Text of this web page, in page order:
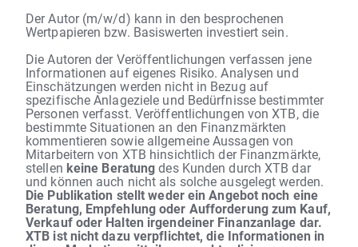
Der Autor (m/w/d) kann in den besprochenen
Wertpapieren bzw. Basiswerten investiert sein.
Die Autoren der Veröffentlichungen verfassen jene
Informationen auf eigenes Risiko. Analysen und
Einschätzungen werden nicht in Bezug auf
spezifische Anlageziele und Bedürfnisse bestimmter
Personen verfasst. Veröffentlichungen von XTB, die
bestimmte Situationen an den Finanzmärkten
kommentieren sowie allgemeine Aussagen von
Mitarbeitern von XTB hinsichtlich der Finanzmärkte,
stellen keine Beratungdes Kunden durch XTB dar
und können auch nicht als solche ausgelegt werden.
Die Publikation stellt weder ein Angebot noch eine
Beratung, Empfehlung oder Aufforderung zum Kauf,
Verkauf oder Halten irgendeiner Finanzanlage dar.
XTB ist nicht dazu verpflichtet, die Informationen in